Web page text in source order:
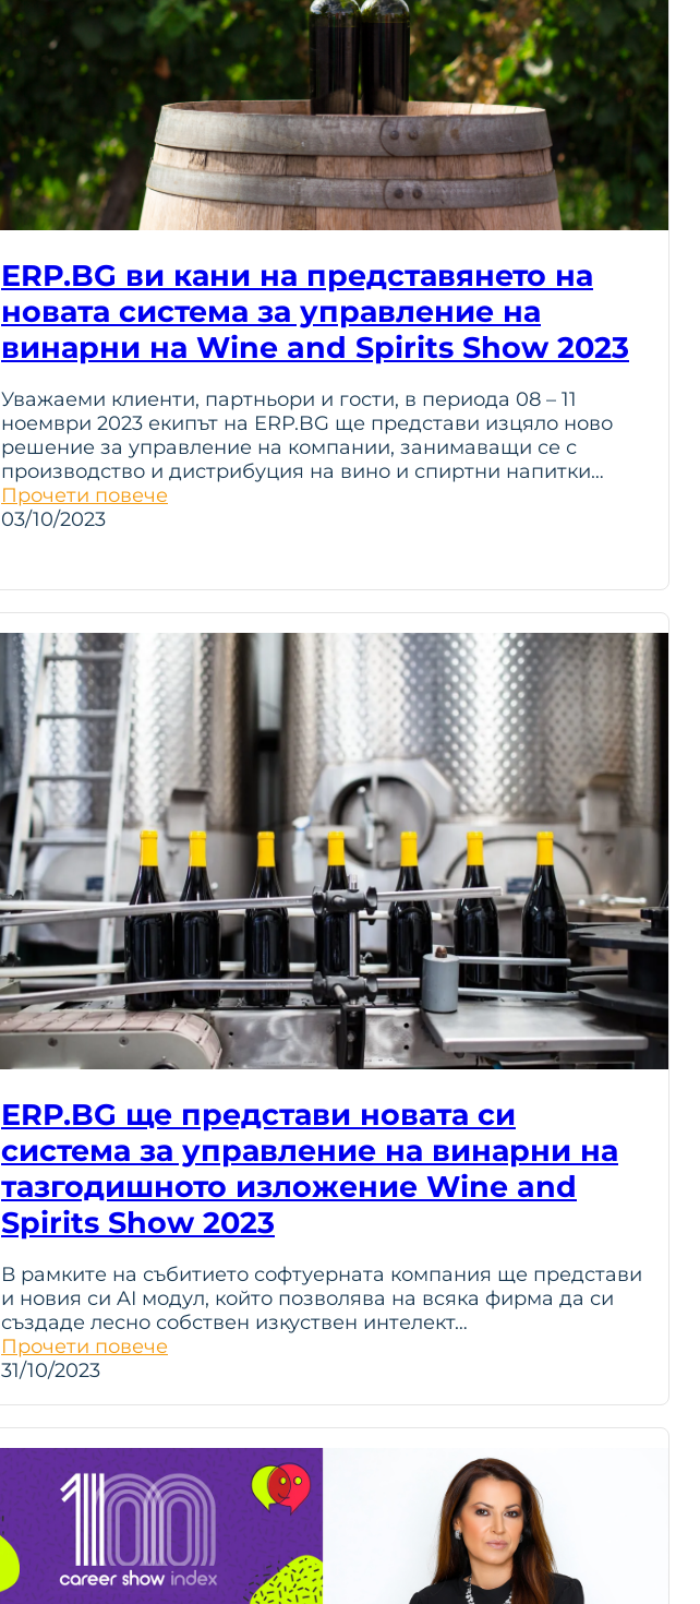
ERP.BG ви кани на представянето на
новата система за управление на
винарни на Wine and Spirits Show 2023
Уважаеми клиенти, партньори и гости, в периода 08 – 11
ноември 2023 екипът на ERP.BG ще представи изцяло ново
решение за управление на компании, занимаващи се с
производство и дистрибуция на вино и спиртни напитки…
Прочети повече
03/10/2023
ERP.BG ще представи новата си
система за управление на винарни на
тазгодишното изложение Wine and
Spirits Show 2023
В рамките на събитието софтуерната компания ще представи
и новия си AI модул, който позволява на всяка фирма да си
създаде лесно собствен изкуствен интелект…
Прочети повече
31/10/2023